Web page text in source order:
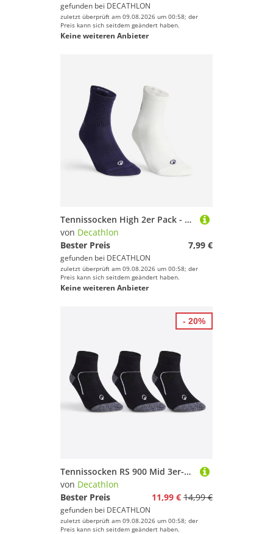
gefunden bei DECATHLON
zuletzt überprüft am 09.08.2026 um 00:58; der
Preis kann sich seitdem geändert haben.
Keine weiteren Anbieter
Tennissocken High 2er Pack - RS300 Sonderedition weiß/violett
von Decathlon
Bester Preis
7,99 €
gefunden bei DECATHLON
zuletzt überprüft am 09.08.2026 um 00:58; der
Preis kann sich seitdem geändert haben.
Keine weiteren Anbieter
Tennissocken RS 900 Mid 3er-Pack schwarz/weiß
von Decathlon
Bester Preis
11,99 € 14,99 €
gefunden bei DECATHLON
zuletzt überprüft am 09.08.2026 um 00:58; der
Preis kann sich seitdem geändert haben.
- 20%